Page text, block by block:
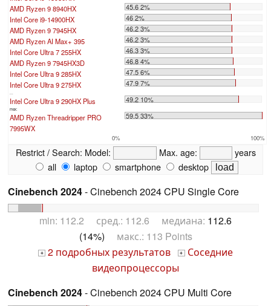
AMD Ryzen 9 8940HX
45.6 2%
Intel Core i9-14900HX
46 2%
AMD Ryzen 9 7945HX
46.2 3%
AMD Ryzen AI Max+ 395
46.2 3%
Intel Core Ultra 7 255HX
46.3 3%
AMD Ryzen 9 7945HX3D
46.8 4%
Intel Core Ultra 9 285HX
47.5 6%
Intel Core Ultra 9 275HX
47.9 7%
Intel Core Ultra 9 290HX Plus 49.2 10%
max:
AMD Ryzen Threadripper PRO
7995WX
59.5 33%
0% 100%
Restrict / Search: Model: Max. age:
years
all
laptop smartphone desktop
Cinebench 2024- Cinebench 2024 CPU Single Core
min: 112.2 сред.: 112.6 медиана: 112.6
(14%) макс.: 113 Points
+ 2 подробных результатов + Соседние
видеопроцессоры
Cinebench 2024- Cinebench 2024 CPU Multi Core